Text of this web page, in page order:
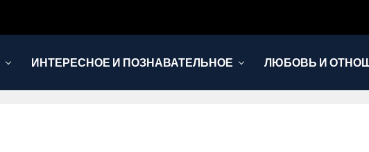
ИНТЕРЕСНОЕ И ПОЗНАВАТЕЛЬНОЕ ЛЮБОВЬ И